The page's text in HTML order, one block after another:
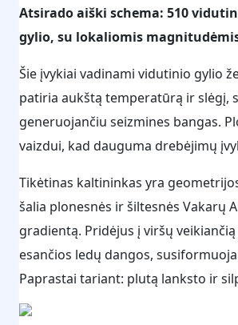
Atsirado aiški schema: 510
gylio, su lokaliomis
Šie įvykiai vadinami vidutinio gylio
patiria aukštą temperatūrą ir slėgį,
generuojančiu seizmines bangas.
vaizdui, kad dauguma drebėjimų
Tikėtinas kaltininkas yra
šalia plonesnės ir šiltesnės
gradientą. Pridėjus į viršų
esančios ledų dangos,
Paprastai tariant: plutą lanksto ir